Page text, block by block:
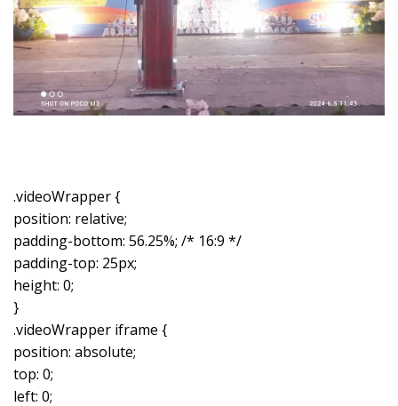
.videoWrapper {
position: relative;
padding-bottom: 56.25%; /* 16:9 */
padding-top: 25px;
height: 0;
}
.videoWrapper iframe {
position: absolute;
top: 0;
left: 0;